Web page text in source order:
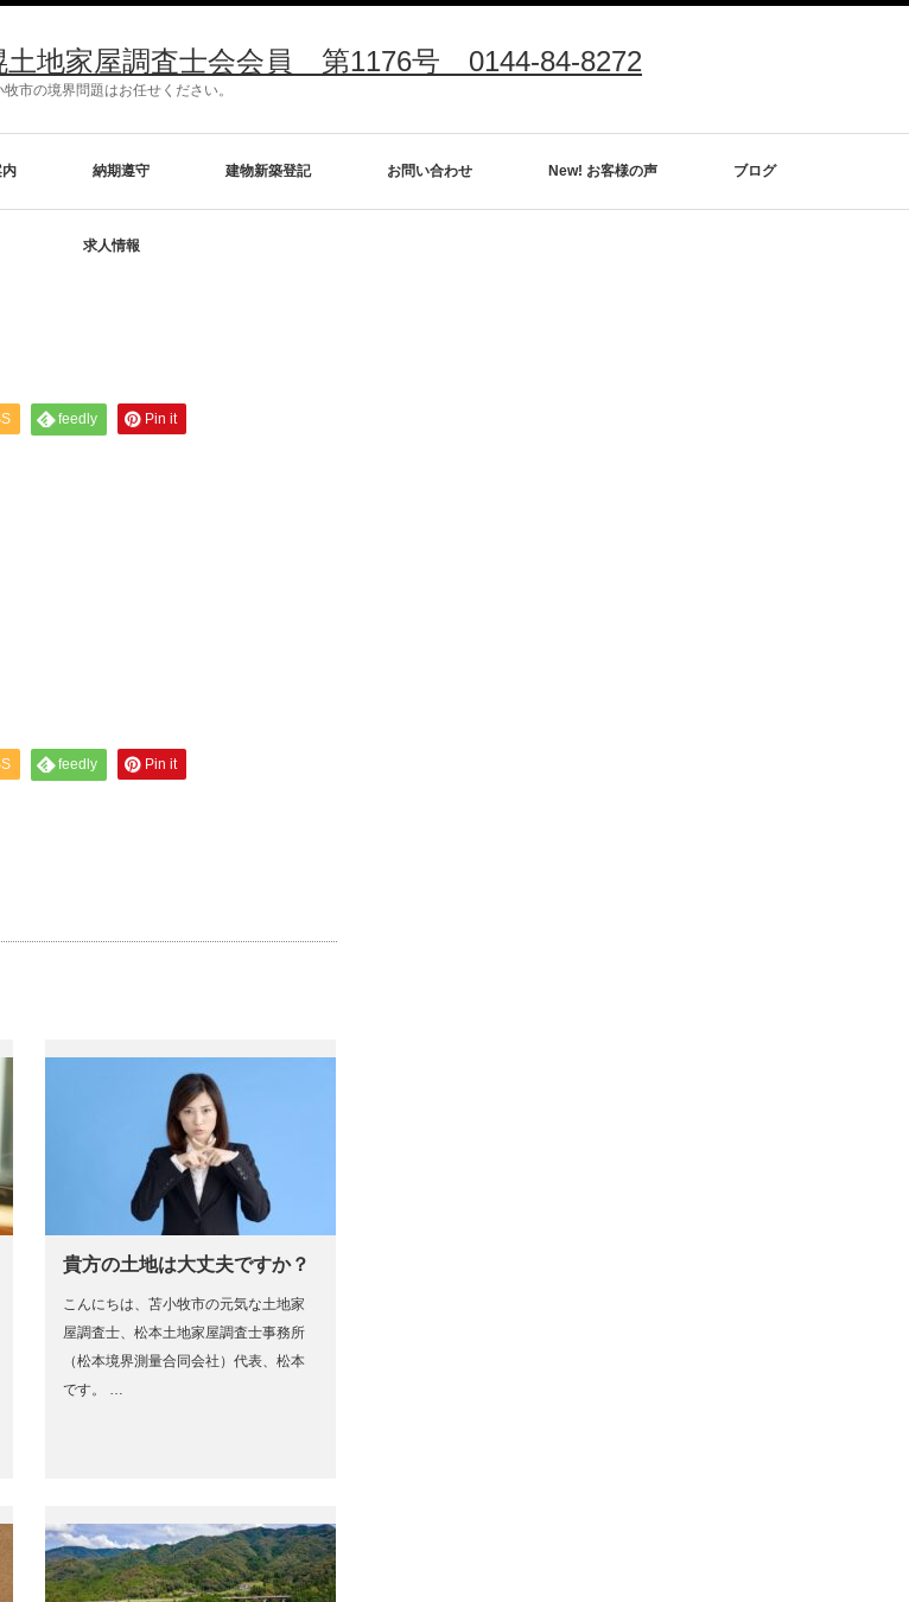
地家屋調査士会会員 第1176号 0144-84-8272
牧市の境界問題はお任せください。
納期遵守 建物新築登記 お問い合わせ New! お客様の声 ブログ
求人情報
feedly Pin it
feedly Pin it
貴方の土地は大丈夫ですか？
こんにちは、苫小牧市の元気な土地家
屋調査士、松本土地家屋調査士事務所
（松本境界測量合同会社）代表、松本
です。 …